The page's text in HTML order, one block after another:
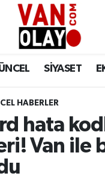
SİYASET
HABERLER
hata
Van ile
Eczaneler
Vakitleri
Yoğunluk Haritası
Durumu ve